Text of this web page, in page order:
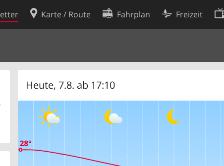
Karte / Route Fahrplan Freizeit
Heute, 7.8. ab 17:10
Cookie-Einstellungen